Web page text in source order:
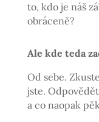
to, kdo je náš
obráceně?
Ale kde teda
Od sebe.
jste.
a co naopak